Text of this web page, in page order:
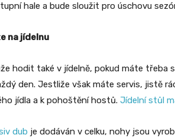
hale a bude sloužit pro úschovu
na jídelnu
hodit také v jídelně, pokud máte třeba
den. Jestliže však máte servis, jistě
jídla a k pohoštění hostů. Jídelní stůl
dub je dodáván v celku, nohy jsou